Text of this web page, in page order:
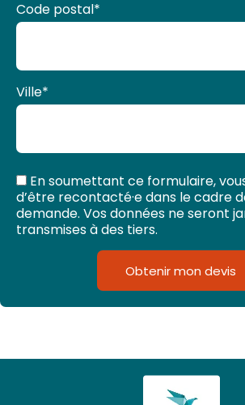
Code postal*
Ville*
En soumettant ce formulaire,
d’être recontacté·e dans le cadre
demande. Vos données ne seront
transmises à des tiers.
Obtenir mon devis